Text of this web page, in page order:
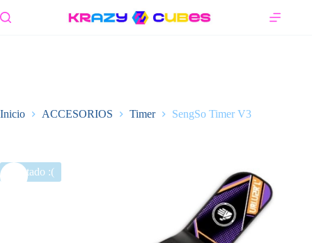
al
Inicio ACCESORIOS Timer SengSo Timer V3
Agotado :(